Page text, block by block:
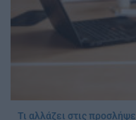
Τι αλλάζει στις